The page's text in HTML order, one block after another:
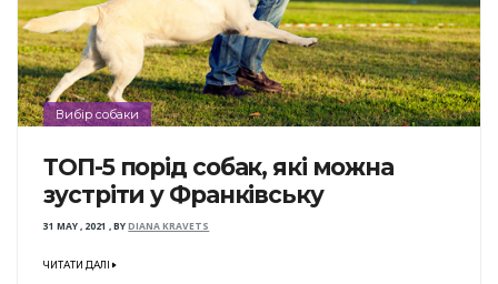
Вибір собаки
ТОП-5 порід собак, які можна
зустріти у Франківську
31 MAY , 2021 ,BYDIANA KRAVETS
ЧИТАТИ ДАЛІ